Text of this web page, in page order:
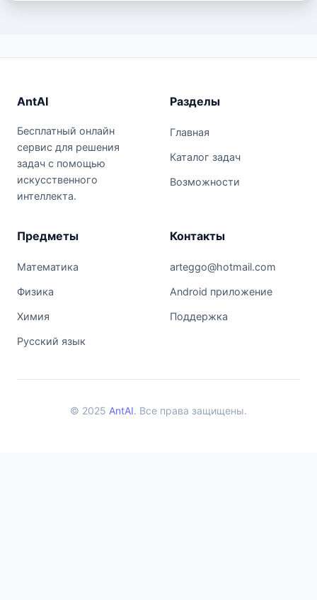
AntAI
Бесплатный онлайн
сервис для решения
задач с помощью
искусственного
интеллекта.
Разделы
Главная
Каталог задач
Возможности
Предметы
Математика
Физика
Химия
Русский язык
Контакты
arteggo@hotmail.com
Android приложение
Поддержка
© 2025 AntAI. Все права защищены.